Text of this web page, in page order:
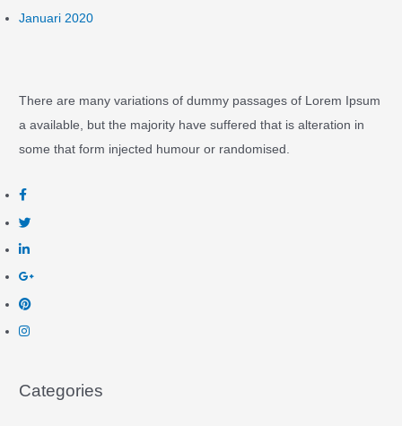
Januari 2020
There are many variations of dummy passages of Lorem Ipsum
a available, but the majority have suffered that is alteration in
some that form injected humour or randomised.
Categories